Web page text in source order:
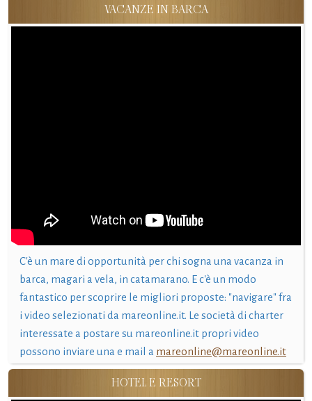
VACANZE IN BARCA
C'è un mare di opportunità per chi sogna una vacanza in
barca, magari a vela, in catamarano. E c'è un modo
fantastico per scoprire le migliori proposte: "navigare" fra
i video selezionati da mareonline.it. Le società di charter
interessate a postare su mareonline.it propri video
possono inviare una e mail a mareonline@mareonline.it
HOTEL E RESORT